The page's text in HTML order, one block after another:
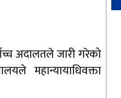
अदालतले जारी गरेको
महान्यायाधिवक्ता